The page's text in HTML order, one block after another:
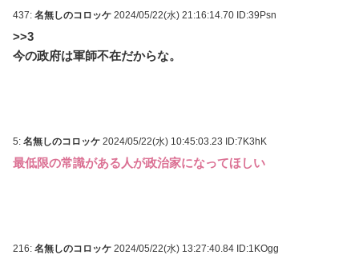
437: 名無しのコロッケ 2024/05/22(水) 21:16:14.70 ID:39Psn
>>3
今の政府は軍師不在だからな。
5: 名無しのコロッケ 2024/05/22(水) 10:45:03.23 ID:7K3hK
最低限の常識がある人が政治家になってほしい
216: 名無しのコロッケ 2024/05/22(水) 13:27:40.84 ID:1KOgg